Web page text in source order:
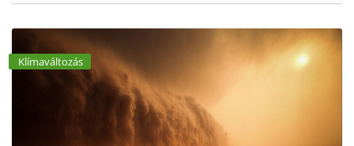
Klímaváltozás